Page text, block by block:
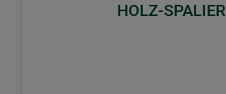
HOLZ-SPALIER